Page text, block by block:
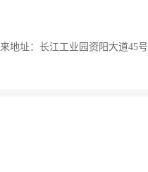
地址：长江工业园资阳大道45号